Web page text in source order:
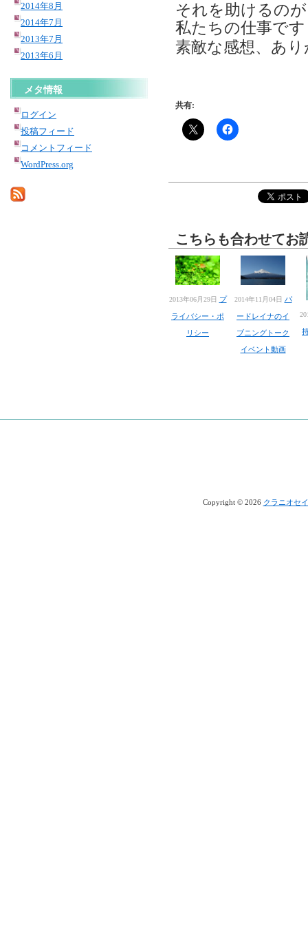
それを助けるのが
私たちの仕事で
素敵な感想、あ
共有:
こちらも合わせてお
2013年06月29日 プ
ライバシー・ポ
リシー
2014年11月04日 バ
ードレイナのイ
ブニングトーク
イベント動画
2014年8月
2014年7月
2013年7月
2013年6月
メタ情報
ログイン
投稿フィード
コメントフィード
WordPress.org
Copyright © 2026 クラニオセ